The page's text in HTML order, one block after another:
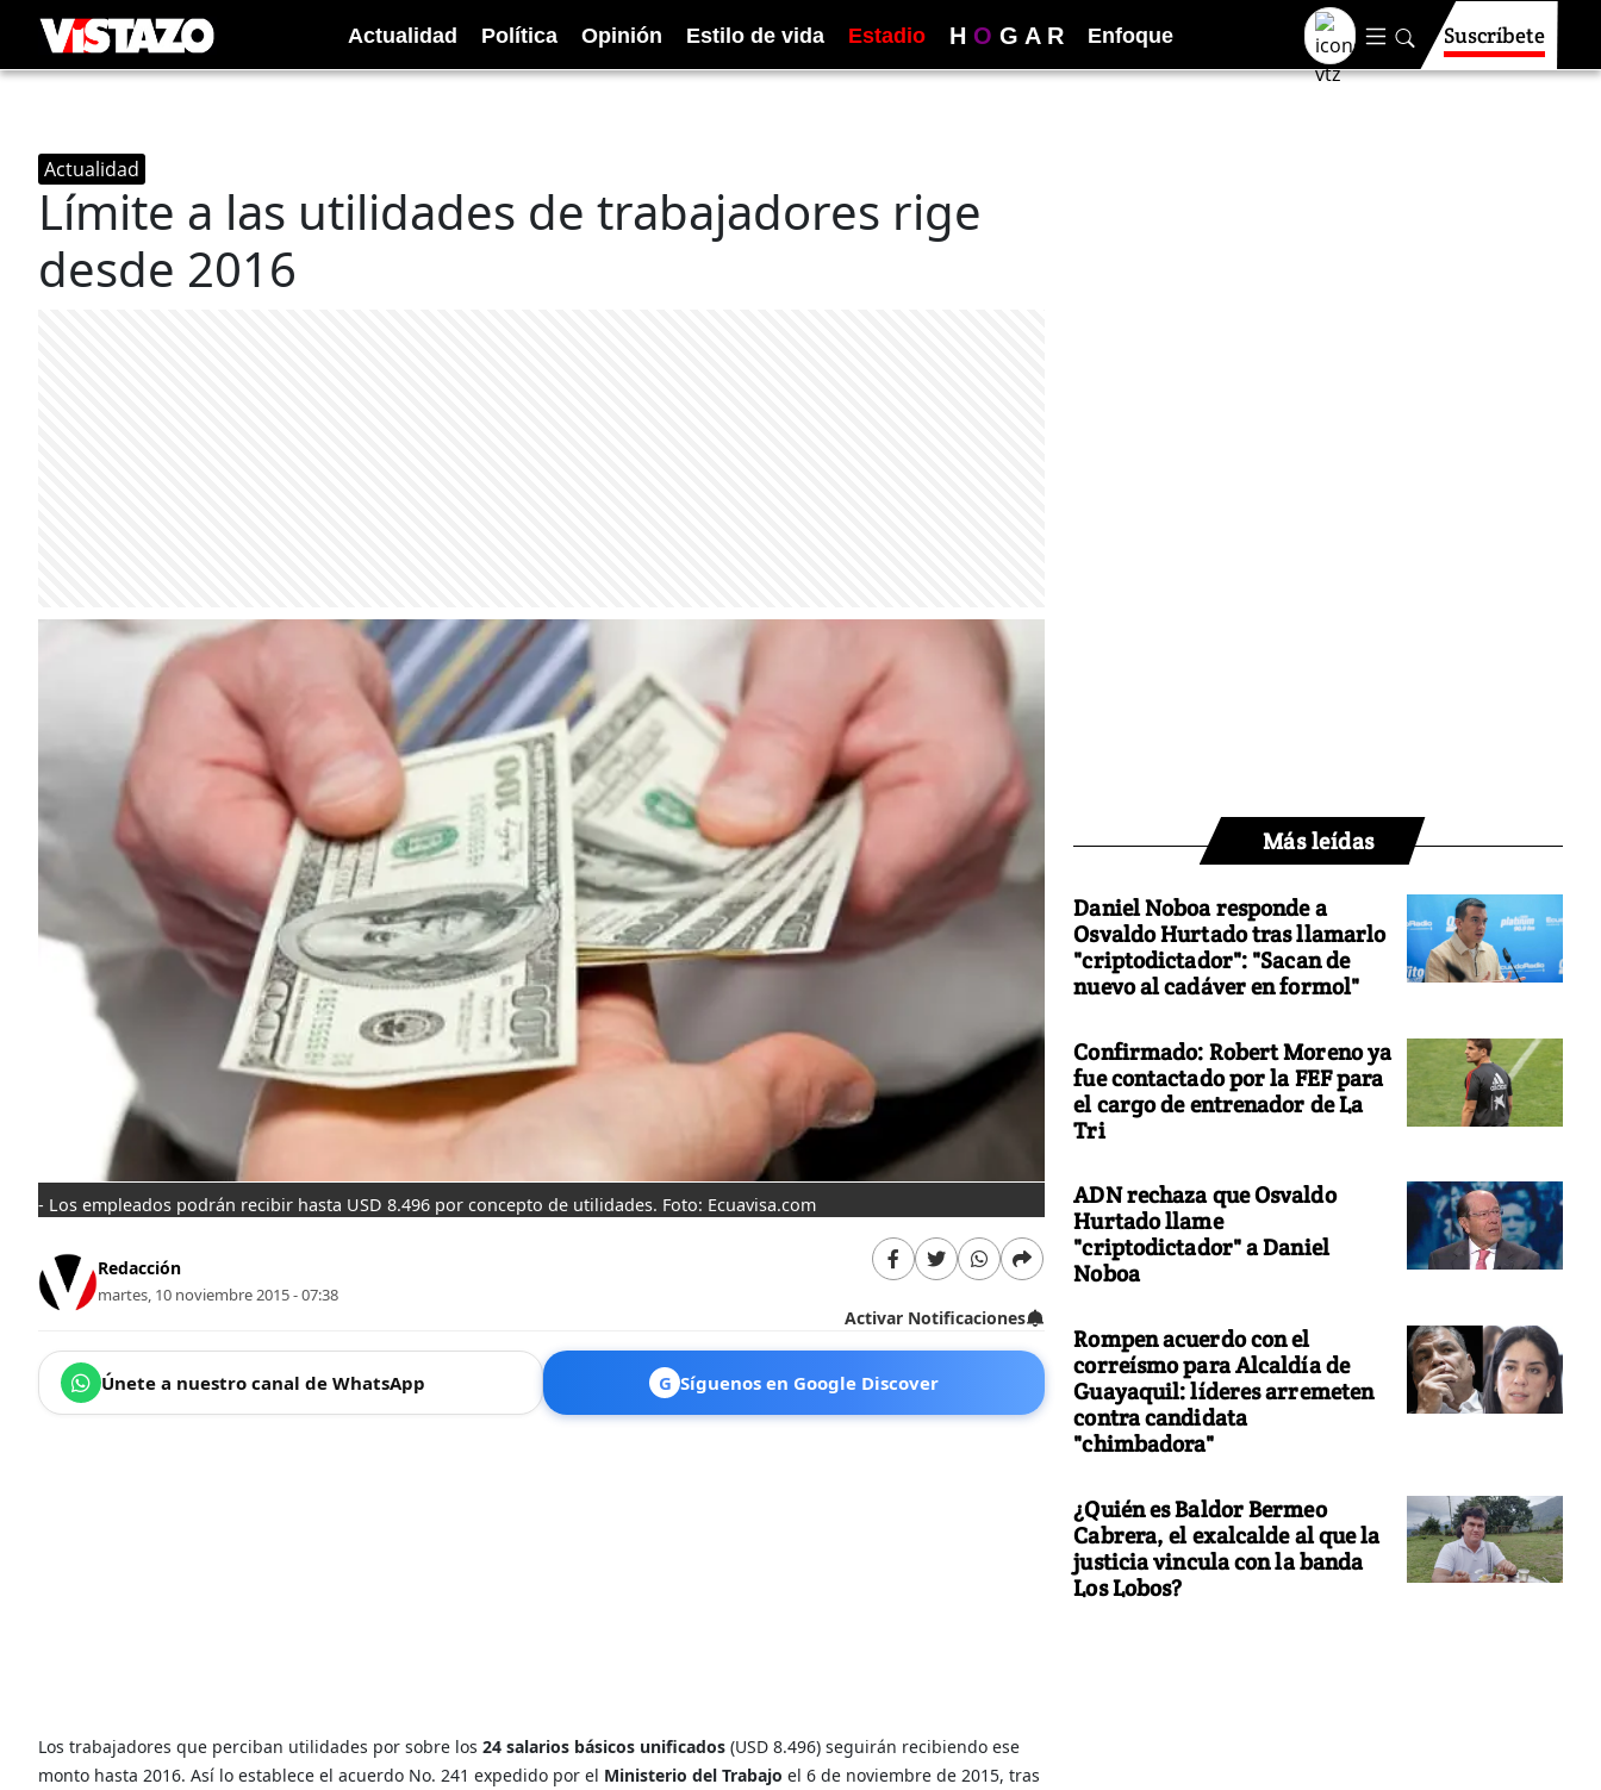
Actualidad Política Opinión Estilo de vida Estadio H O G A R Enfoque Suscríbete
Actualidad
Límite a las utilidades de trabajadores rige
desde 2016
- Los empleados podrán recibir hasta USD 8.496 por concepto de utilidades. Foto: Ecuavisa.com
Redacción
martes, 10 noviembre 2015 - 07:38
Activar Notificaciones
Únete a nuestro canal de WhatsApp G Síguenos en Google Discover
Los trabajadores que perciban utilidades por sobre los 24 salarios básicos unificados (USD 8.496) seguirán recibiendo ese
monto hasta 2016. Así lo establece el acuerdo No. 241 expedido por el Ministerio del Trabajo el 6 de noviembre de 2015, tras
Más leídas
Daniel Noboa responde a
Osvaldo Hurtado tras llamarlo
"criptodictador": "Sacan de
nuevo al cadáver en formol"
Confirmado: Robert Moreno ya
fue contactado por la FEF para
el cargo de entrenador de La
Tri
ADN rechaza que Osvaldo
Hurtado llame
"criptodictador" a Daniel
Noboa
Rompen acuerdo con el
correísmo para Alcaldía de
Guayaquil: líderes arremeten
contra candidata
"chimbadora"
¿Quién es Baldor Bermeo
Cabrera, el exalcalde al que la
justicia vincula con la banda
Los Lobos?